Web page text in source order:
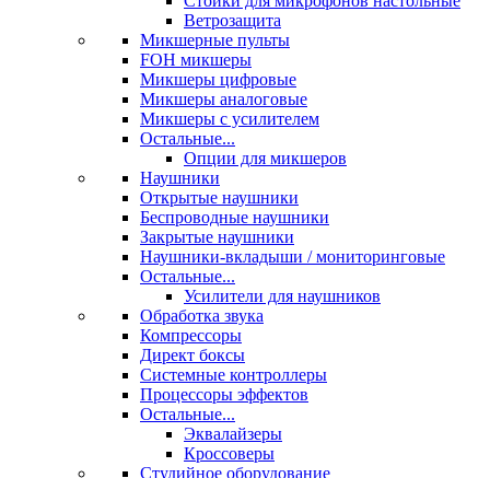
Ветрозащита
Микшерные пульты
FOH микшеры
Микшеры цифровые
Микшеры аналоговые
Микшеры с усилителем
Остальные...
Опции для микшеров
Наушники
Открытые наушники
Беспроводные наушники
Закрытые наушники
Наушники-вкладыши / мониторинговые
Остальные...
Усилители для наушников
Обработка звука
Компрессоры
Директ боксы
Системные контроллеры
Процессоры эффектов
Остальные...
Эквалайзеры
Кроссоверы
Студийное оборудование